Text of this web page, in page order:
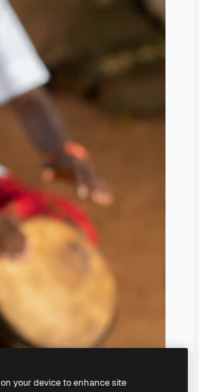
your device to enhance site